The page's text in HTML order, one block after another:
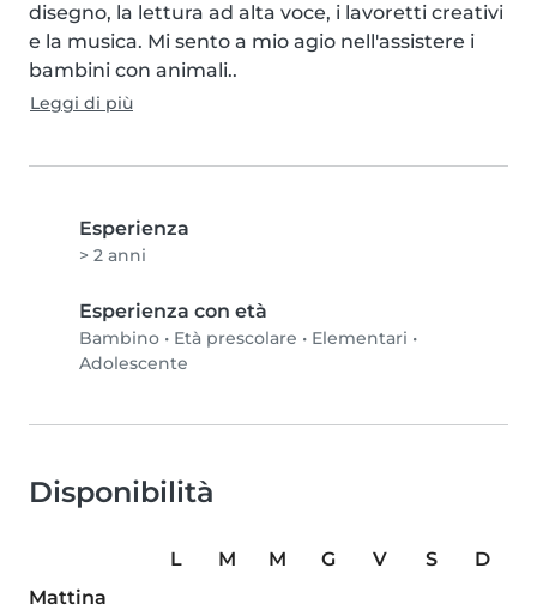
disegno, la lettura ad alta voce, i lavoretti creativi
e la musica. Mi sento a mio agio nell'assistere i
bambini con animali..
Leggi di più
Esperienza
> 2 anni
Esperienza con età
Bambino • Età prescolare • Elementari •
Adolescente
Disponibilità
L M M G V S
D
Mattina